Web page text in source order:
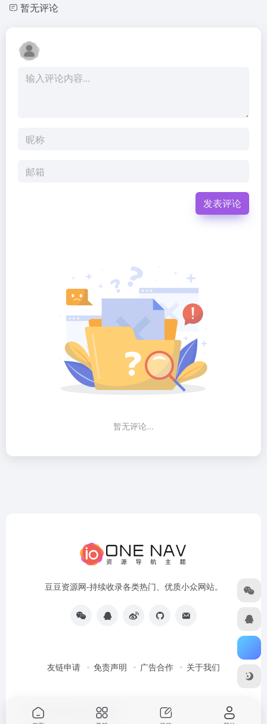
暂无评论
发表评论
暂无评论...
豆豆资源网-持续收录各类热门、优质小众网站。
友链申请 免责声明 广告合作 关于我们
Copyright © 2026 豆豆资源网